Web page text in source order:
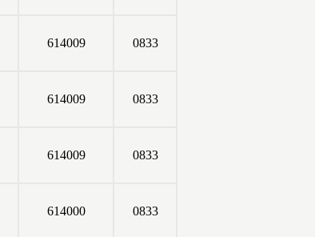
614009 0833
614009 0833
614009 0833
614000 0833